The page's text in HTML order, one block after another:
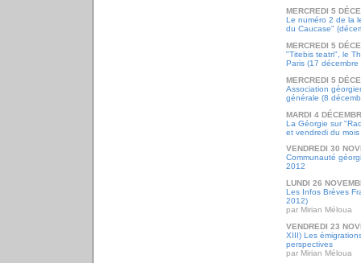
MERCREDI 5
Le numéro 2 de la
du Caucase"
MERCREDI 5
"Titebis teatri", le
Paris (17 décembre
MERCREDI 5
Association
générale (8
MARDI 4
La Géorgie sur
et vendredi du
VENDREDI 30
Communauté
2012
LUNDI 26
Les Infos Brèves
2012)
par Mirian Méloua
VENDREDI 23
XIII) Les
perspectives
par Mirian Méloua